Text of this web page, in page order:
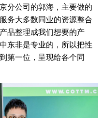
分公司的郭海，主要做的
务大多数同业的资源整合
品整理成我们想要的产
东非是专业的，所以把性
第一位，呈现给各个同